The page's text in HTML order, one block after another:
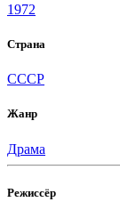
1972
Страна
СССР
Жанр
Драма
Режиссёр